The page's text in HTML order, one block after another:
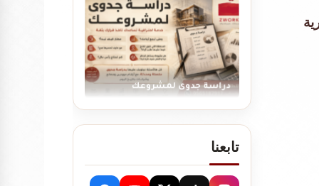
دراسة جدوى لمشروعك
تصميم ديكور كوفي شوب
تابعنا